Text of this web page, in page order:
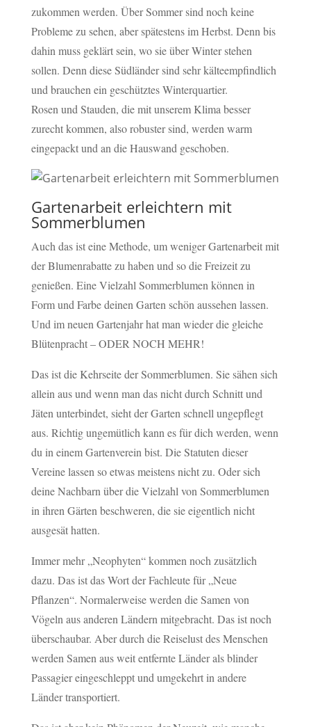
zukommen werden. Über Sommer sind noch keine
Probleme zu sehen, aber spätestens im Herbst. Denn bis
dahin muss geklärt sein, wo sie über Winter stehen
sollen. Denn diese Südländer sind sehr kälteempfindlich
und brauchen ein geschütztes Winterquartier.
Rosen und Stauden, die mit unserem Klima besser
zurecht kommen, also robuster sind, werden warm
eingepackt und an die Hauswand geschoben.
Gartenarbeit erleichtern mit
Sommerblumen
Auch das ist eine Methode, um weniger Gartenarbeit mit
der Blumenrabatte zu haben und so die Freizeit zu
genießen. Eine Vielzahl Sommerblumen können in
Form und Farbe deinen Garten schön aussehen lassen.
Und im neuen Gartenjahr hat man wieder die gleiche
Blütenpracht – ODER NOCH MEHR!
Das ist die Kehrseite der Sommerblumen. Sie sähen sich
allein aus und wenn man das nicht durch Schnitt und
Jäten unterbindet, sieht der Garten schnell ungepflegt
aus. Richtig ungemütlich kann es für dich werden, wenn
du in einem Gartenverein bist. Die Statuten dieser
Vereine lassen so etwas meistens nicht zu. Oder sich
deine Nachbarn über die Vielzahl von Sommerblumen
in ihren Gärten beschweren, die sie eigentlich nicht
ausgesät hatten.
Immer mehr „Neophyten“ kommen noch zusätzlich
dazu. Das ist das Wort der Fachleute für „Neue
Pflanzen“. Normalerweise werden die Samen von
Vögeln aus anderen Ländern mitgebracht. Das ist noch
überschaubar. Aber durch die Reiselust des Menschen
werden Samen aus weit entfernte Länder als blinder
Passagier eingeschleppt und umgekehrt in andere
Länder transportiert.